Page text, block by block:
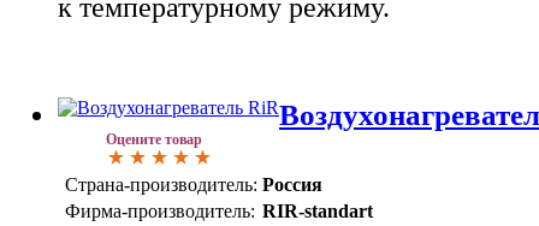
к температурному режиму.
Оцените товар
Страна-производитель: Россия
Фирма-производитель: RIR-standart